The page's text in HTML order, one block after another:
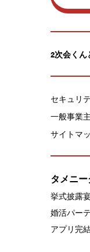
2次会くん
セキュリ
一般事業
サイトマ
タメニ
挙式披露
婚活パー
アプリ完